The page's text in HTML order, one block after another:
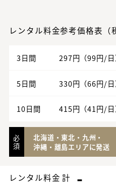
レンタル料金参考価格表（
3日間 297円（99円/日
5日間 330円（66円/日
10日間 415円（41円/日
必
須
北海道・東北・九州・
沖縄・離島エリアに発送
レンタル料金 計 -